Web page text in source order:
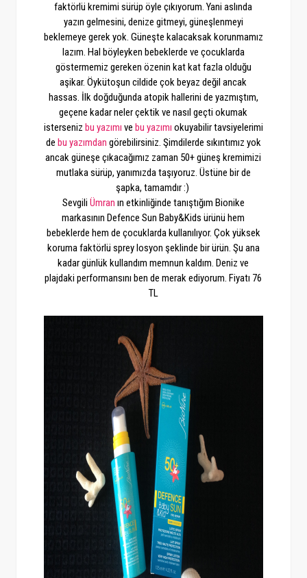
faktörlü kremimi sürüp öyle çıkıyorum. Yani aslında
yazın gelmesini, denize gitmeyi, güneşlenmeyi
beklemeye gerek yok. Güneşte kalacaksak korunmamız
lazım. Hal böyleyken bebeklerde ve çocuklarda
göstermemiz gereken özenin kat kat fazla olduğu
aşikar. Öykütoşun cildide çok beyaz değil ancak
hassas. İlk doğduğunda atopik hallerini de yazmıştım,
geçene kadar neler çektik ve nasıl geçti okumak
isterseniz bu yazımı ve bu yazımı okuyabilir tavsiyelerimi
de bu yazımdan görebilirsiniz. Şimdilerde sıkıntımız yok
ancak güneşe çıkacağımız zaman 50+ güneş kremimizi
mutlaka sürüp, yanımızda taşıyoruz. Üstüne bir de
şapka, tamamdır :)
Sevgili Ümran ın etkinliğinde tanıştığım Bionike
markasının Defence Sun Baby&Kids ürünü hem
bebeklerde hem de çocuklarda kullanılıyor. Çok yüksek
koruma faktörlü sprey losyon şeklinde bir ürün. Şu ana
kadar günlük kullandım memnun kaldım. Deniz ve
plajdaki performansını ben de merak ediyorum. Fiyatı 76
TL